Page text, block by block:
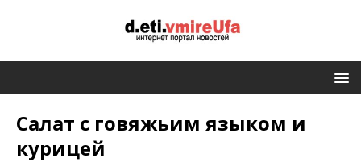
Салат с говяжьим языком и
курицей